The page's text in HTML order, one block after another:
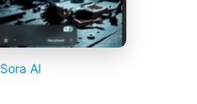
Sora AI